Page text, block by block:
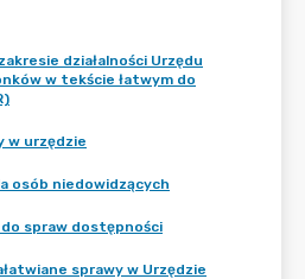
działalności Urzędu
w tekście łatwym do
w urzędzie
osób niedowidzących
spraw dostępności
sprawy w Urzędzie